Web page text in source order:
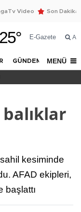
Video Son Dakika
25° E-Gazete Ara
GÜNDEM DÜNYA
MENÜ
sahil kesiminde
AFAD ekipleri,
başlattı